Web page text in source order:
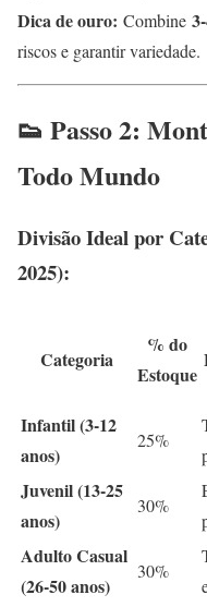
Dica de ouro: Combine
riscos e garantir variedade.
👟 Passo 2:
Todo Mundo
Divisão Ideal por
2025):
Categoria
% do
Estoque
Infantil (3-12
anos)
25%
Juvenil (13-25
anos)
30%
Adulto Casual
(26-50 anos)
30%